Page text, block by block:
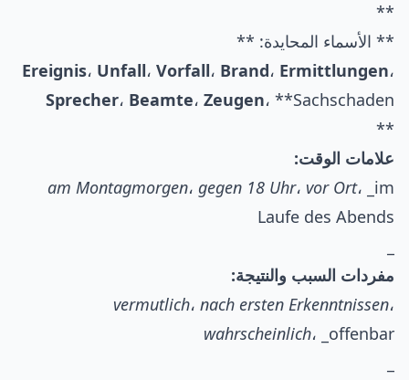
**
** الأسماء المحايدة: **
Ereignis، Unfall، Vorfall، Brand، Ermittlungen،
Sprecher، Beamte، Zeugen، **Sachschaden
**
علامات الوقت:
am Montagmorgen، gegen 18 Uhr، vor Ort، _im
Laufe des Abends
مفردات السبب والنتيجة:
vermutlich، nach ersten Erkenntnissen،
wahrscheinlich، _offenbar